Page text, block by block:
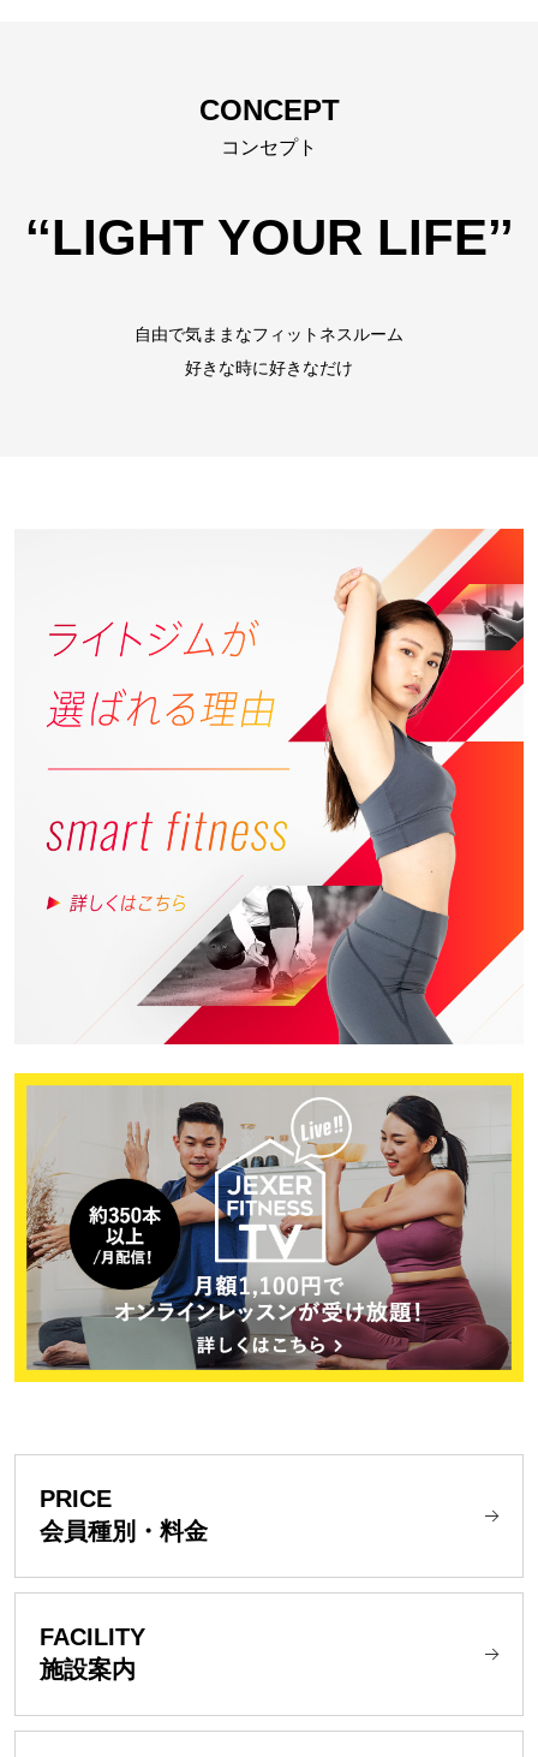
CONCEPT
コンセプト
‘‘LIGHT YOUR LIFE’’
自由で気ままなフィットネスルーム
好きな時に好きなだけ
PRICE
会員種別・料金
FACILITY
施設案内